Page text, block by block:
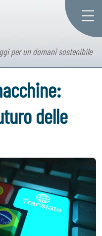
per un domani sostenibile
delle